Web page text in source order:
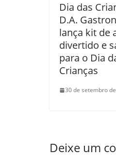
Dia das
D.A.
lança kit de
divertido e
para o Dia
Crianças
30 de setembro
Deixe um